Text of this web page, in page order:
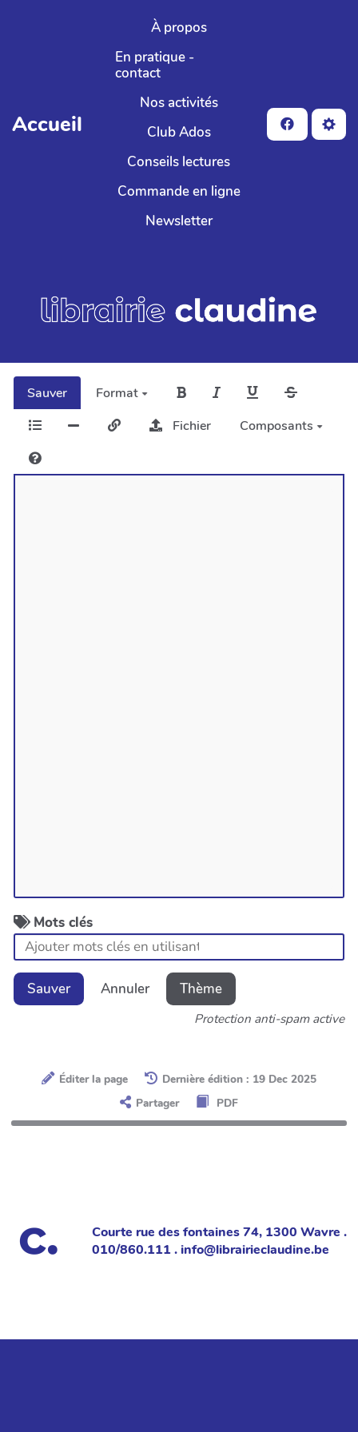
Aller au contenu principal
Accueil
À propos
En pratique -
contact
Nos activités
Club Ados
Conseils lectures
Commande en ligne
Newsletter
Sauver
Format
Fichier
Composants
Mots clés
Sauver Annuler Thème
Protection anti-spam active
Éditer la page
Dernière édition : 19 Dec 2025
Partager
PDF
Courte rue des fontaines 74, 1300 Wavre .
010/860.111 . info@librairieclaudine.be